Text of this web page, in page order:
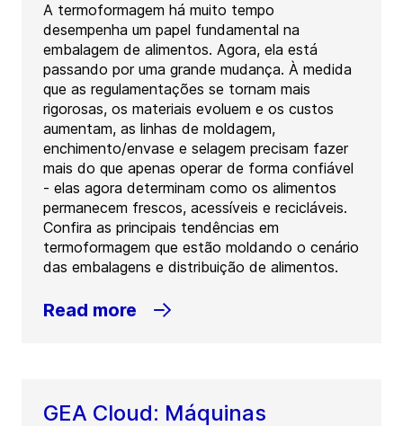
A termoformagem há muito tempo
desempenha um papel fundamental na
embalagem de alimentos. Agora, ela está
passando por uma grande mudança. À medida
que as regulamentações se tornam mais
rigorosas, os materiais evoluem e os custos
aumentam, as linhas de moldagem,
enchimento/envase e selagem precisam fazer
mais do que apenas operar de forma confiável
- elas agora determinam como os alimentos
permanecem frescos, acessíveis e recicláveis.
Confira as principais tendências em
termoformagem que estão moldando o cenário
das embalagens e distribuição de alimentos.
Read more
GEA Cloud: Máquinas